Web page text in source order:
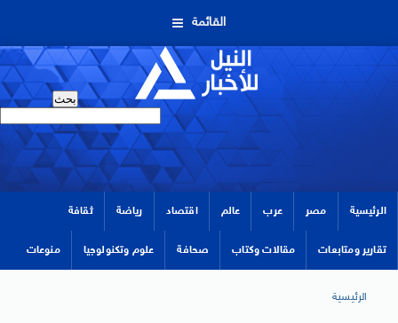
القائمة
الرئيسية مصر عرب عالم اقتصاد رياضة ثقافة
تقارير ومتابعات مقالات وكتاب صحافة علوم وتكنولوجيا منوعات
الرئيسية